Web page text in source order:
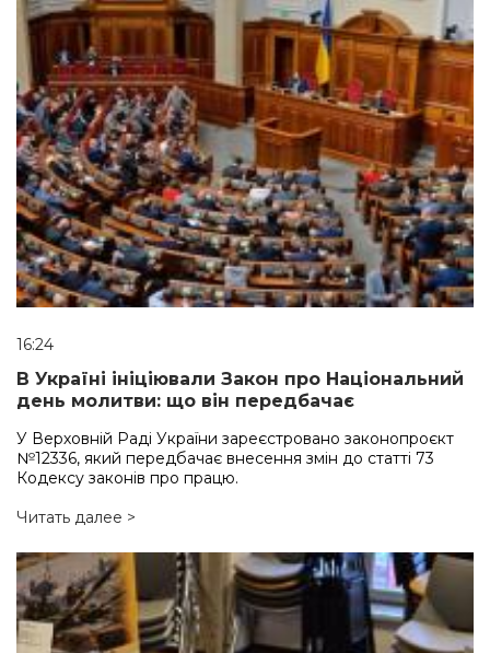
16:24
В Україні ініціювали Закон про Національний
день молитви: що він передбачає
У Верховній Раді України зареєстровано законопроєкт
№12336, який передбачає внесення змін до статті 73
Кодексу законів про працю.
Читать далее >